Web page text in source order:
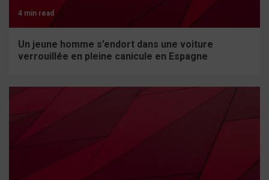
4 min read
Un jeune homme s’endort dans une voiture
verrouillée en pleine canicule en Espagne